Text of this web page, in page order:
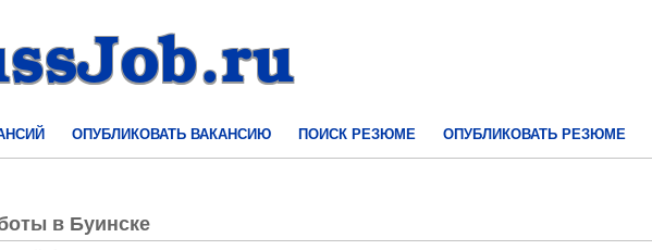
ОПУБЛИКОВАТЬ ВАКАНСИЮ ПОИСК РЕЗЮМЕ ОПУБЛИКОВАТЬ РЕЗЮМЕ
в Буинске